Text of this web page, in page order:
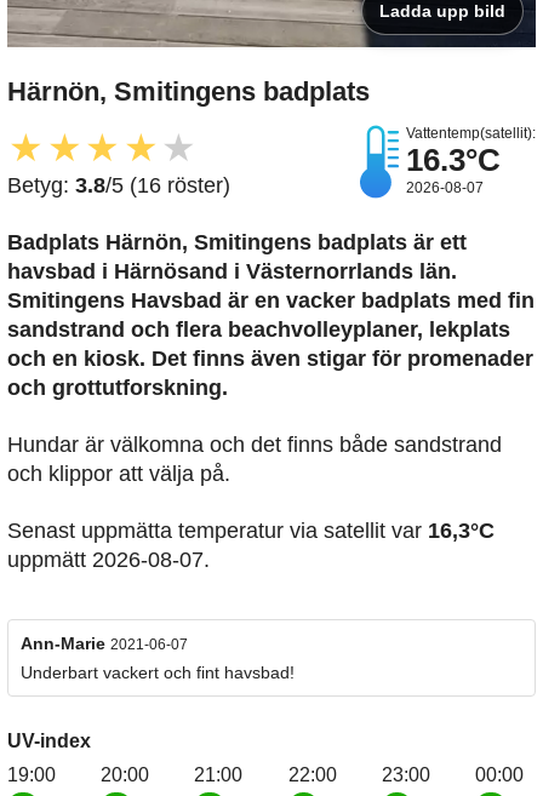
Ladda upp bild
Härnön, Smitingens badplats
★ ★★ ★ ★
Betyg: 3.8/5 (16 röster)
Vattentemp(satellit):
16.3°C
2026-08-07
Badplats Härnön, Smitingens badplats är ett
havsbad i Härnösand i Västernorrlands län.
Smitingens Havsbad är en vacker badplats med fin
sandstrand och flera beachvolleyplaner, lekplats
och en kiosk. Det finns även stigar för promenader
och grottutforskning.
Hundar är välkomna och det finns både sandstrand
och klippor att välja på.
Senast uppmätta temperatur via satellit var 16,3°C
uppmätt 2026-08-07.
Ann-Marie 2021-06-07
Underbart vackert och fint havsbad!
UV-index
19:00
20:00
21:00
22:00
23:00
00:00